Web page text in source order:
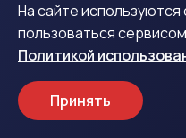
Контакты
Новости
Акции
На сайте
пользоваться
Политикой
Принять